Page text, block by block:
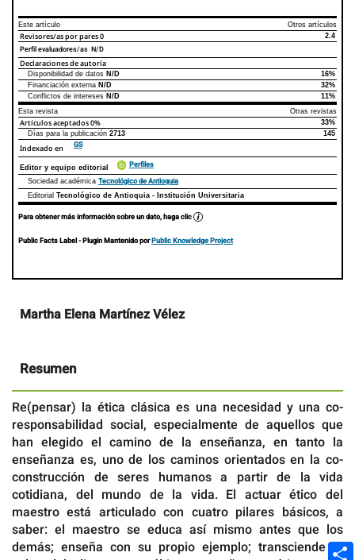
Este artículo Otros artículos
Revisores/as por pares0 2.4
Perfil evaluadores/as N/D
Declaraciones de autoría
Declaraciones de autoríaEste artículo
Disponibilidad de datos N/D
16%
Financiación externa N/D
32%
Conflictos de intereses N/D
11%
Esta revista
Otras revistas
Artículos aceptados0%
33%
Días para la publicación 2713 145
Indexado en GS
Editor y equipo editorial Perfiles
Sociedad académica Tecnológico de Antioquia
Editorial Tecnológico de Antioquia - Institución Universitaria
Para obtener más información sobre un dato, haga clic
Public Facts Label- Plugin Mantenido porPublic Knowledge Project
Contenido
principal
Martha Elena Martínez Vélez
Resumen
Re(pensar) la ética clásica es una necesidad y una co-
responsabilidad social, especialmente de aquellos que
han elegido el camino de la enseñanza, en tanto la
enseñanza es, uno de los caminos orientados en la co-
construcción de seres humanos a partir de la vida
cotidiana, del mundo de la vida. El actuar ético del
maestro está articulado con cuatro pilares básicos, a
saber: el maestro se educa así mismo antes que los
demás; enseña con su propio ejemplo; transciende el